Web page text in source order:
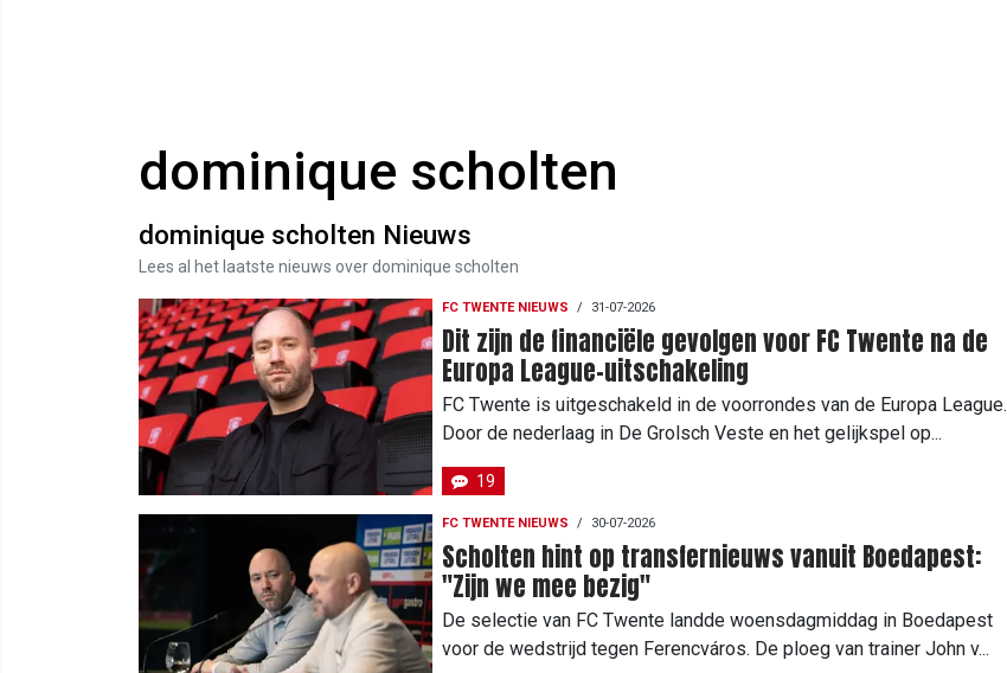
dominique scholten
dominique scholten Nieuws
Lees al het laatste nieuws over dominique scholten
FC TWENTE NIEUWS / 31-07-2026
Dit zijn de financiële gevolgen voor FC Twente na de
Europa League-uitschakeling
FC Twente is uitgeschakeld in de voorrondes van de Europa League.
Door de nederlaag in De Grolsch Veste en het gelijkspel op...
19
FC TWENTE NIEUWS / 30-07-2026
Scholten hint op transfernieuws vanuit Boedapest:
"Zijn we mee bezig"
De selectie van FC Twente landde woensdagmiddag in Boedapest
voor de wedstrijd tegen Ferencváros. De ploeg van trainer John v...